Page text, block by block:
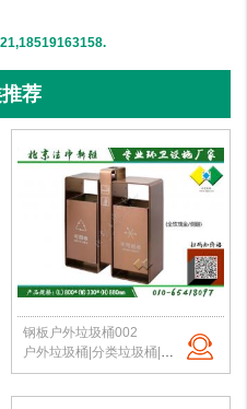
荐
钢板户外垃圾桶002
户外垃圾桶|分类垃圾桶|钢板垃圾桶|公园垃圾桶|北京垃圾桶|厂家直销